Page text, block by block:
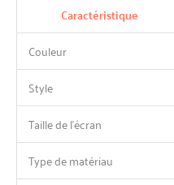
Caractéristique
Couleur
Style
Taille de l’écran
Type de matériau